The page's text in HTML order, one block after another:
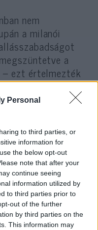
Personal
to third parties, or
information for
the below opt-out
note that after your
continue seeing
information utilized by
to third parties prior to
out of the further
by third parties on the
This information may
nem
a milanói
a
ezt értelmezték
szerzői
azt is felrótták
a korábban
eretneknek
királynő, aki a
lerombolóját